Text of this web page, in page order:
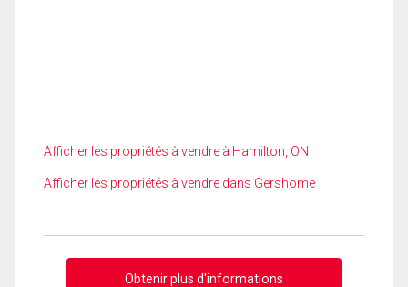
Afficher les propriétés à vendre à Hamilton, ON
Afficher les propriétés à vendre dans Gershome
Obtenir plus d'informations